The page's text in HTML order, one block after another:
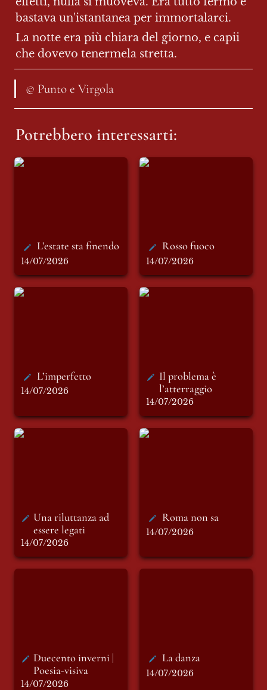
bastava un'istantanea per immortalarci.
La notte era più chiara del giorno, e capii
che dovevo tenermela stretta.
© Punto e Virgola
Potrebbero interessarti:
L’estate sta finendo
L’estate sta finendo
14/07/2026
Rosso fuoco
Rosso fuoco
14/07/2026
L’imperfetto
L’imperfetto
14/07/2026
Il problema è
Il problema è
l’atterraggio
14/07/2026
Una riluttanza ad
Una riluttanza ad
essere legati
14/07/2026
Roma non sa
Roma non sa
14/07/2026
Duecento inverni |
Poesia-visiva
14/07/2026
La danza
14/07/2026